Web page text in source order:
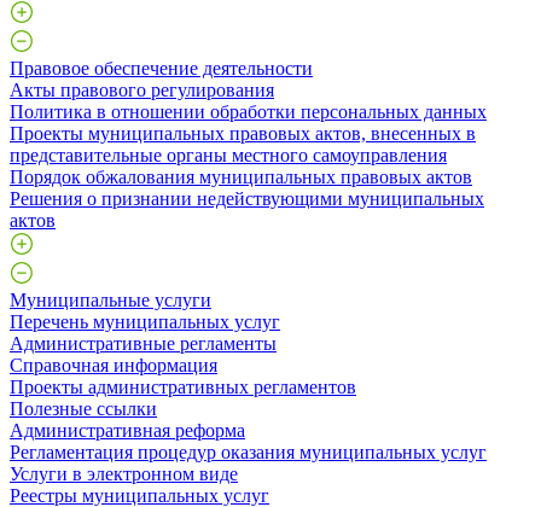
Правовое обеспечение деятельности
Акты правового регулирования
Политика в отношении обработки персональных данных
Проекты муниципальных правовых актов, внесенных в
представительные органы местного самоуправления
Порядок обжалования муниципальных правовых актов
Решения о признании недействующими муниципальных
актов
Муниципальные услуги
Перечень муниципальных услуг
Административные регламенты
Справочная информация
Проекты административных регламентов
Полезные ссылки
Административная реформа
Регламентация процедур оказания муниципальных услуг
Услуги в электронном виде
Реестры муниципальных услуг